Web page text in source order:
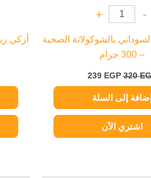
-
+
بالشوكولاتة الصحية
– 300 جرام
320
239 EGP
إضافة إلى السلة
اشتري الآن